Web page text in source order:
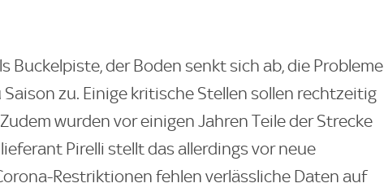
Buckelpiste, der Boden senkt sich ab, die Probleme
zu. Einige kritische Stellen sollen rechtzeitig
wurden vor einigen Jahren Teile der Strecke
Pirelli stellt das allerdings vor neue
Restriktionen fehlen verlässliche Daten auf